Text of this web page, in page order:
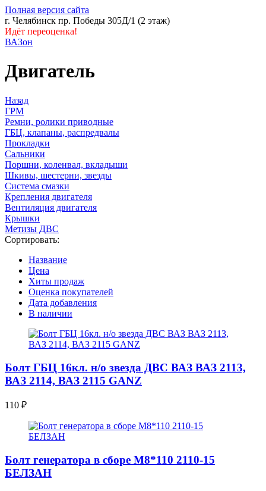
Полная версия сайта
г. Челябинск пр. Победы 305Д/1 (2 этаж)
Идёт переоценка!
ВАЗон
Двигатель
Назад
ГРМ
Ремни, ролики приводные
ГБЦ, клапаны, распредвалы
Прокладки
Сальники
Поршни, коленвал, вкладыши
Шкивы, шестерни, звезды
Система смазки
Крепления двигателя
Вентиляция двигателя
Крышки
Метизы ДВС
Сортировать:
Название
Цена
Хиты продаж
Оценка покупателей
Дата добавления
В наличии
Болт ГБЦ 16кл. н/о звезда ДВС ВАЗ ВАЗ 2113,
ВАЗ 2114, ВАЗ 2115 GANZ
110 ₽
Болт генератора в сборе M8*110 2110-15
БЕЛЗАН